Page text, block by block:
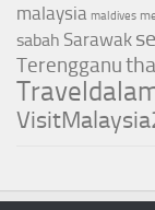
malaysia maldives
sabah Sarawak
Terengganu